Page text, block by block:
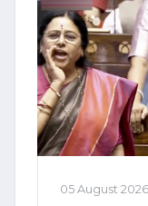
05 August 2026